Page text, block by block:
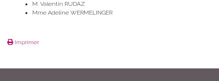
M. Valentin RUDAZ
Mme Adeline WERMELINGER
Imprimer